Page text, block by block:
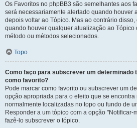
Os Favoritos no phpBB3 são semelhantes aos
será necessariamente alertado quando houver
depois voltar ao Tópico. Mas ao contrário
quando houver qualquer atualização ao Tópico
método ou métodos selecionados.
Topo
Como faço para subscrever um determinado
como favorito?
Pode marcar como favorito ou subscrever um
opção apropriada para o efeito que se
normalmente localizadas no topo ou fundo de
Responder a um tópico com a opção "Notificar-
fazê-lo subscrever o tópico.